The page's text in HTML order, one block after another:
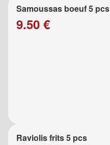
Samoussas boeuf 5 pcs
9.50 €
Raviolis frits 5 pcs